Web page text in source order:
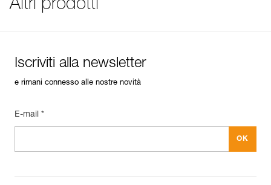
Altri prodotti
Iscriviti alla newsletter
e rimani connesso alle nostre novità
E-mail *